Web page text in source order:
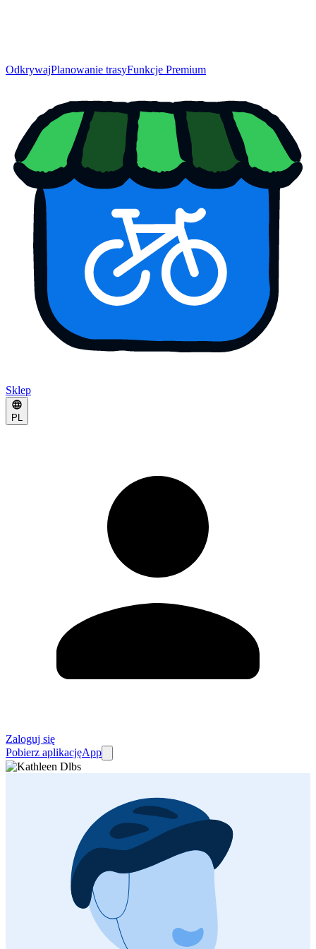
OdkrywajPlanowanie trasyFunkcje Premium
Sklep
PL
Zaloguj się
Pobierz aplikacjęApp